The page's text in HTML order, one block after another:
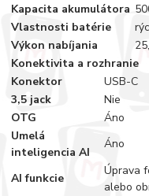
Kapacita akumulátora
Vlastnosti batérie
Výkon nabíjania
Konektivita a rozhranie
Konektor
USB-C
3,5 jack
Nie
OTG
Áno
Umelá
inteligencia AI
Áno
AI funkcie
Úprava
alebo